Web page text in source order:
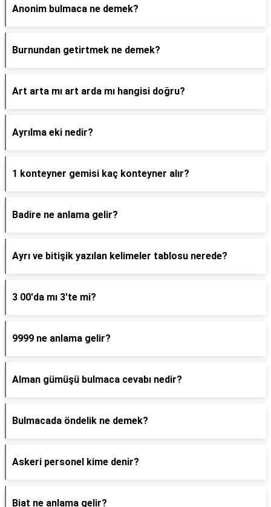
Anonim bulmaca ne demek?
Burnundan getirtmek ne demek?
Art arta mı art arda mı hangisi doğru?
Ayrılma eki nedir?
1 konteyner gemisi kaç konteyner alır?
Badire ne anlama gelir?
Ayrı ve bitişik yazılan kelimeler tablosu nerede?
3 00'da mı 3'te mi?
9999 ne anlama gelir?
Alman gümüşü bulmaca cevabı nedir?
Bulmacada öndelik ne demek?
Askeri personel kime denir?
Biat ne anlama gelir?